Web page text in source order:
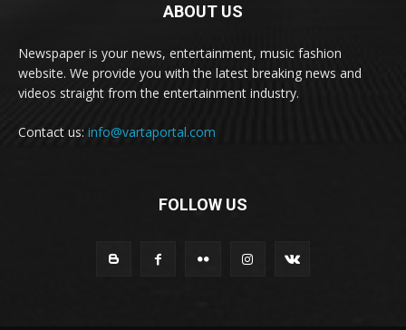
ABOUT US
Newspaper is your news, entertainment, music fashion
website. We provide you with the latest breaking news and
videos straight from the entertainment industry.
Contact us: info@vartaportal.com
FOLLOW US